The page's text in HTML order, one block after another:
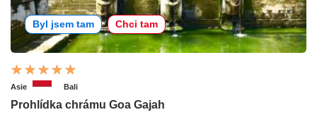
Byl jsem tam Chci tam
Asie Bali
Prohlídka chrámu Goa Gajah